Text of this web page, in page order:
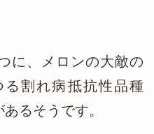
に、メロンの大敵の
割れ病抵抗性品種
るそうです。